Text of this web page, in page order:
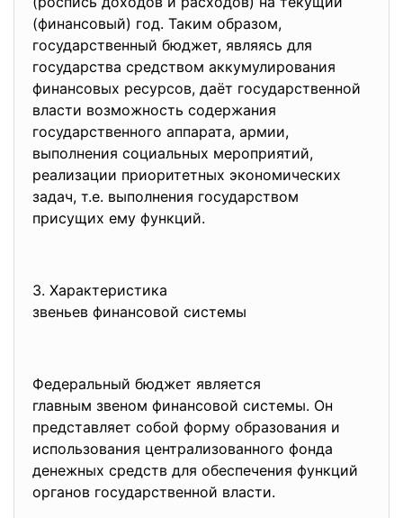
(финансовый) год. Таким образом,
государственный бюджет, являясь для
государства средством аккумулирования
финансовых ресурсов, даёт государственной
власти возможность содержания
государственного аппарата, армии,
выполнения социальных мероприятий,
реализации приоритетных экономических
задач, т.е. выполнения государством
присущих ему функций.
3. Характеристика
звеньев финансовой системы
Федеральный бюджет является
главным звеном финансовой системы. Он
представляет собой форму образования и
использования централизованного фонда
денежных средств для обеспечения функций
органов государственной власти.